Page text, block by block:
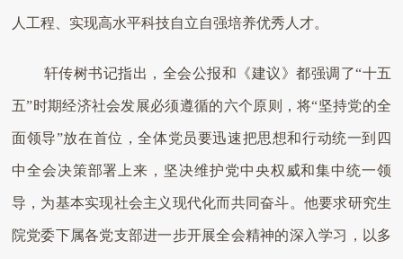
人工程、实现高水平科技自立自强培养优秀人才。
轩传树书记指出，全会公报和《建议》都强调了“十五
五”时期经济社会发展必须遵循的六个原则，将“坚持党的全
面领导”放在首位，全体党员要迅速把思想和行动统一到四
中全会决策部署上来，坚决维护党中央权威和集中统一领
导，为基本实现社会主义现代化而共同奋斗。他要求研究生
院党委下属各党支部进一步开展全会精神的深入学习，以多